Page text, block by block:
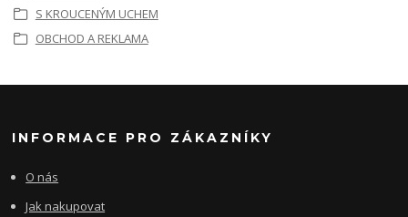
S KROUCENÝM UCHEM
OBCHOD A REKLAMA
INFORMACE PRO ZÁKAZNÍKY
O nás
Jak nakupovat